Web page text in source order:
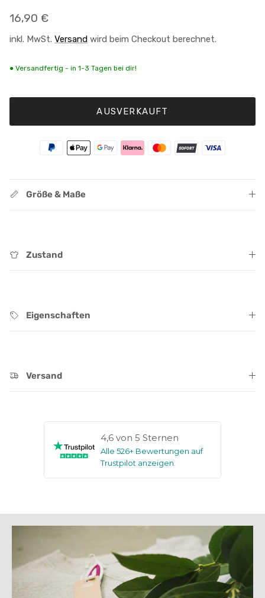
Normaler Preis
16,90 €
inkl. MwSt. Versand wird beim Checkout berechnet.
● Versandfertig - in 1-3 Tagen bei dir!
AUSVERKAUFT
Größe & Maße
Zustand
Eigenschaften
Versand
4,6 von 5 Sternen
Alle 526+ Bewertungen auf
Trustpilot anzeigen